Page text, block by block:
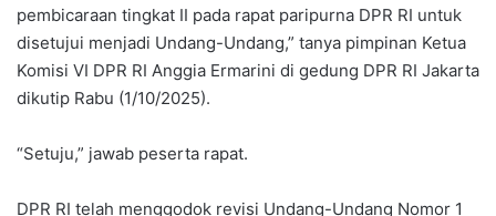
pembicaraan tingkat II pada rapat paripurna DPR RI untuk
disetujui menjadi Undang-Undang,” tanya pimpinan Ketua
Komisi VI DPR RI Anggia Ermarini di gedung DPR RI Jakarta
dikutip Rabu (1/10/2025).
“Setuju,” jawab peserta rapat.
DPR RI telah menggodok revisi Undang-Undang Nomor 1